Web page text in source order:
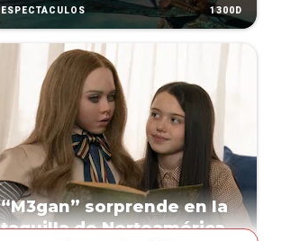
ESPECTÁCULOS 1300D
“M3gan” sorprende en la
taquilla de Norteamérica